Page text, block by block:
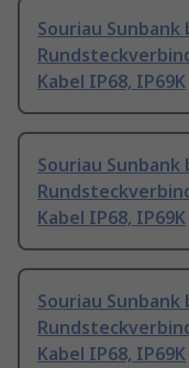
Souriau Sunbank
Kabel IP68, IP69K
Souriau Sunbank
Kabel IP68, IP69K
Souriau Sunbank
Kabel IP68, IP69K